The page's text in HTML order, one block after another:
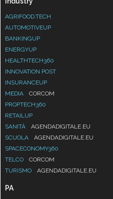
AGRIFOOD.TECH
AUTOMOTIVEUP
BANKINGUP
ENERGYUP
HEALTHTECH360
INNOVATION POST
INSURANCEUP
MEDIA
CORCOM
PROPTECH360
RETAILUP
SANITÀ
AGENDADIGITALE.EU
SCUOLA
AGENDADIGITALE.EU
SPACECONOMY360
TELCO
CORCOM
TURISMO
AGENDADIGITALE.EU
PA